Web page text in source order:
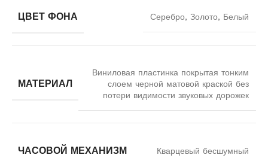
ЦВЕТ ФОНА Серебро, Золото, Белый
МАТЕРИАЛ
Виниловая пластинка покрытая тонким
слоем черной матовой краской без
потери видимости звуковых дорожек
ЧАСОВОЙ МЕХАНИЗМ Кварцевый бесшумный